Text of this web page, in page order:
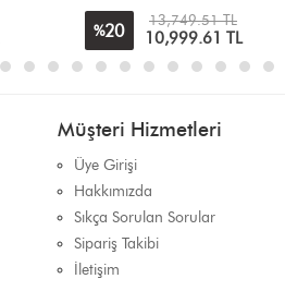
%20
13,749.51 TL
10,999.61 TL
Müşteri Hizmetleri
Üye Girişi
Hakkımızda
Sıkça Sorulan Sorular
Sipariş Takibi
İletişim